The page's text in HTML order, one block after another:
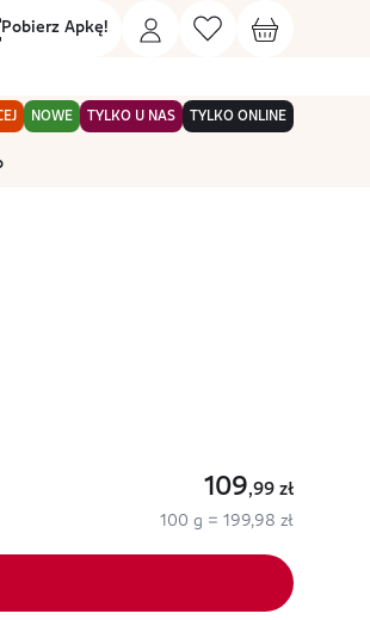
Pobierz Apkę!
NOWE TYLKO U NAS TYLKO ONLINE
109,99 zł
100 g = 199,98 zł